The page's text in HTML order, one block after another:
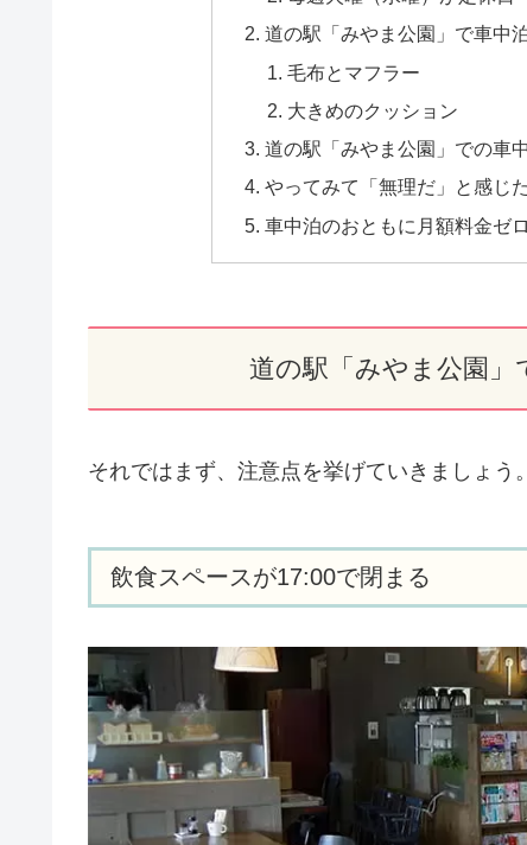
道の駅「みやま公園」で車中
毛布とマフラー
大きめのクッション
道の駅「みやま公園」での車
やってみて「無理だ」と感じ
車中泊のおともに月額料金ゼ
道の駅「みやま公園」
それではまず、注意点を挙げていきましょう。
飲食スペースが17:00で閉まる